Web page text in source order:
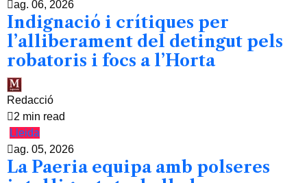
ag. 06, 2026
Indignació i crítiques per
l’alliberament del detingut pels
robatoris i focs a l’Horta
Redacció
2 min read
Lleida
ag. 05, 2026
La Paeria equipa amb polseres